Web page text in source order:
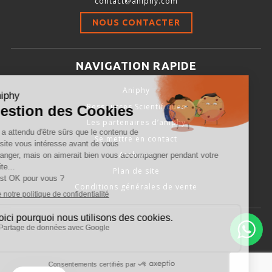
Stimulation-évaluation Thermique
ACTIVITÉ LOCOMOTRICE ET EXPLORATOIRE
COORDINATION ET SENSORI-MOTEUR
INTERACTION SOCIALE
RYTHMES CIRCADIENS
DÉVELOPPEMENTS À FAÇON
PORTIQUES & STATIONS D’ANÉSTHÉSIE
ASPIRATEURS ET CARTOUCHES CHARBON ACTIF
ÉVAPORATEURS
NOUS CONTACTER
NAVIGATION RAPIDE
Aniphy
Ressources Scientifiques
Les partenaires d’aniphy
Se mettre en contact
Archives
Plan de site
Conditions générales de vente